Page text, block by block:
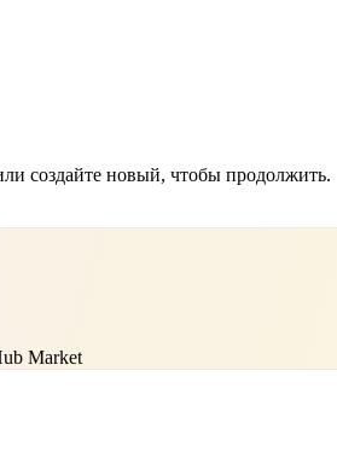
создайте новый, чтобы продолжить.
Market